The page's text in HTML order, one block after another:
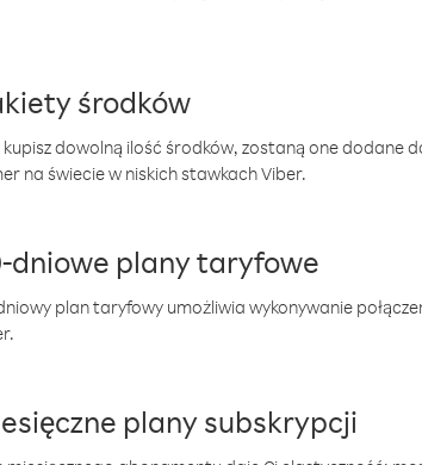
środków
kupisz dowolną ilość środków, zostaną one dodane
na świecie w niskich stawkach Viber.
dniowe plany taryfowe
plan taryfowy umożliwia wykonywanie
plany subskrypcji